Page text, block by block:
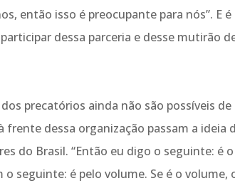
então isso é preocupante para nós”. E é
dessa parceria e desse mutirão
precatórios ainda não são possíveis de
dessa organização passam a ideia
do Brasil. “Então eu digo o seguinte: é o
seguinte: é pelo volume. Se é o volume,